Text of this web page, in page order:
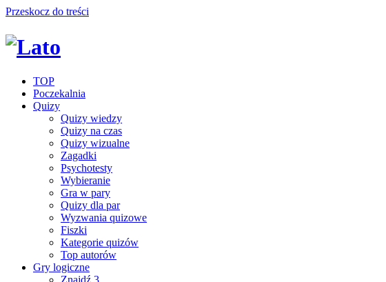
Przeskocz do treści
TOP
Poczekalnia
Quizy
Quizy wiedzy
Quizy na czas
Quizy wizualne
Zagadki
Psychotesty
Wybieranie
Gra w pary
Quizy dla par
Wyzwania quizowe
Fiszki
Kategorie quizów
Top autorów
Gry logiczne
Znajdź 3